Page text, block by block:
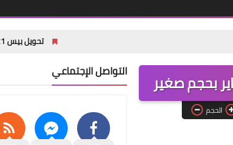
الحجم
التواصل الإجتماعي